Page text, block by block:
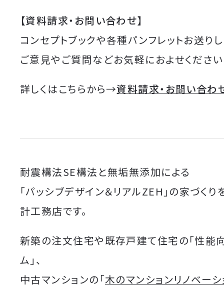
【資料請求・お問い合わせ】
コンセプトブックや各種パンフレットお送りし
ご意見やご質問などお気軽におよせください
詳しくはこちらから→資料請求・お問い合わ
耐震構法SE構法と無垢無添加による
「パッシブデザイン＆リアルZEH」の家づく
計工務店です。
新築の注文住宅や既存戸建て住宅の「性能
ム」、
中古マンションの「木のマンションリノベーシ